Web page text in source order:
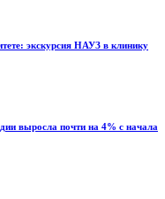
экскурсия НАУЗ в клинику
выросла почти на 4% с начала